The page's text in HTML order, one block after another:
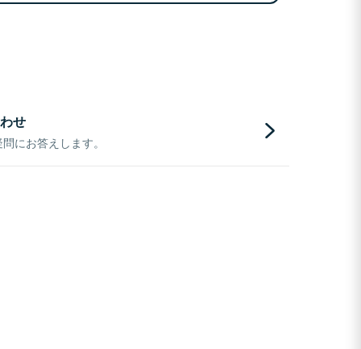
せ
にお答えします。